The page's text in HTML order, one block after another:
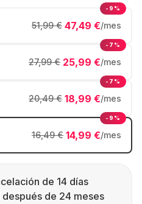
47,49 €/mes
51,99 €
-9%
25,99 €/mes
27,99 €
-7%
18,99 €/mes
20,49 €
-7%
14,99 €/mes
16,49 €
-9%
de 14 días
de 24 meses